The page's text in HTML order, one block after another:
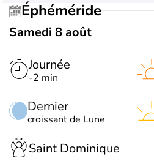
Éphéméride
Samedi 8 août
Journée
-2 min
Dernier
croissant de Lune
Saint Dominique